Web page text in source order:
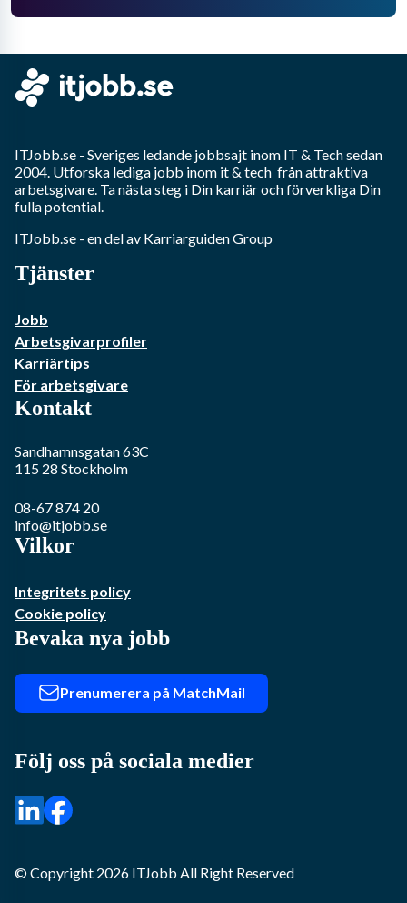
ITJobb.se - Sveriges ledande jobbsajt inom IT & Techsedan
2004. Utforska lediga jobb inom it & tech från attraktiva
arbetsgivare. Ta nästa steg i Din karriär och förverkliga Din
fulla potential.
ITJobb.se - en del av Karriarguiden Group
Tjänster
Jobb
Arbetsgivarprofiler
Karriärtips
För arbetsgivare
Kontakt
Sandhamnsgatan 63C
115 28 Stockholm
08-67 874 20
info@itjobb.se
Vilkor
Integritets policy
Cookie policy
Bevaka nya jobb
Prenumerera på MatchMail
Följ oss på sociala medier
© Copyright 2026 ITJobb All Right Reserved